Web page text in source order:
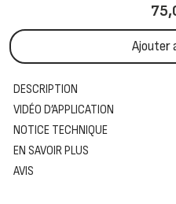
Ajouter
DESCRIPTION
VIDÉO D’APPLICATION
NOTICE TECHNIQUE
EN SAVOIR PLUS
AVIS